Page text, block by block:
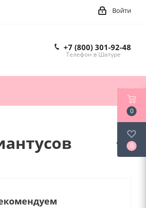
Войти
+7 (800) 301-92-48
Телефон в Шатуре
0
0